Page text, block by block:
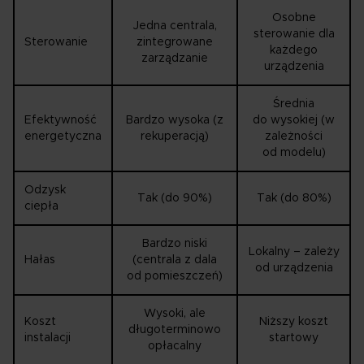
Sterowanie
Jedna centrala,
zintegrowane
zarządzanie
Osobne
sterowanie dla
każdego
urządzenia
Efektywność
energetyczna
Bardzo wysoka (z
rekuperacją)
Średnia
do wysokiej (w
zależności
od modelu)
Odzysk
ciepła
Tak (do 90%) Tak (do 80%)
Hałas
Bardzo niski
(centrala z dala
od pomieszczeń)
Lokalny – zależy
od urządzenia
Koszt
instalacji
Wysoki, ale
długoterminowo
opłacalny
Niższy koszt
startowy